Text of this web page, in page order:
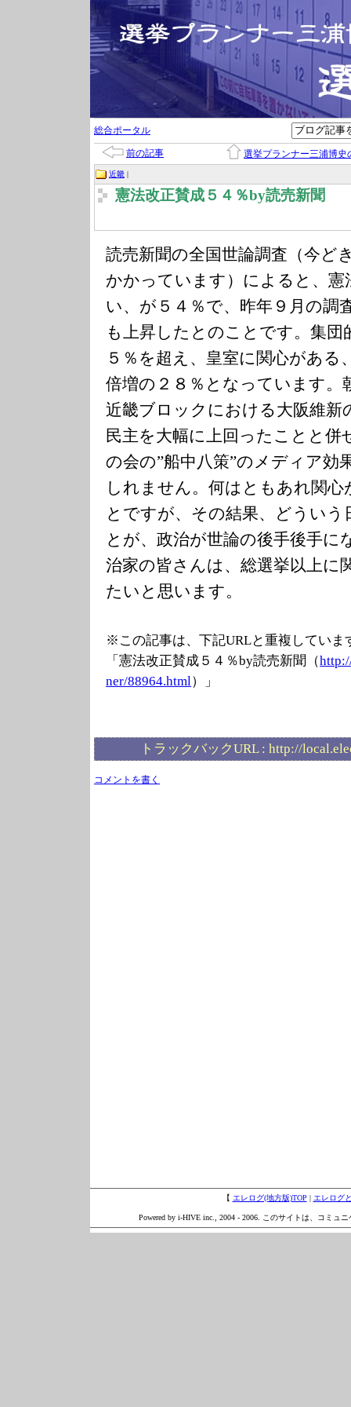
総合ポータル
前の記事 選挙プランナー三浦博史
近畿 |
憲法改正賛成５４％by読売新聞
読売新聞の全国世論調査（今ど
かかっています）によると、憲
い、が５４％で、昨年９月の調
も上昇したとのことです。集団
５％を超え、皇室に関心がある
倍増の２８％となっています。
近畿ブロックにおける大阪維新
民主を大幅に上回ったことと併
の会の”船中八策”のメディア効
しれません。何はともあれ関
とですが、その結果、どうい
とが、政治が世論の後手後手に
治家の皆さんは、総選挙以上に
たいと思います。
※この記事は、下記URLと重複していま
「憲法改正賛成５４％by読売新聞（
ner/88964.html ）」
トラックバックURL : http://
コメントを書く
【 エレログ(地方版)TOP | エレログ
Powered by i-HIVE inc., 2004 - 2006. このサイトは、コミュ